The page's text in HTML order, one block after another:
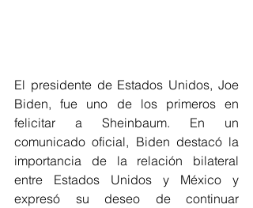
El presidente de Estados Unidos, Joe
Biden, fue uno de los primeros en
felicitar a Sheinbaum. En un
comunicado oficial, Biden destacó la
importancia de la relación bilateral
entre Estados Unidos y México y
expresó su deseo de continuar